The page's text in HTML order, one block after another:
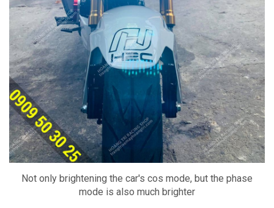
Not only brightening the car's cos mode, but the phase
mode is also much brighter